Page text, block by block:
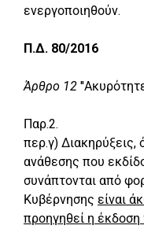
ενεργοποιηθούν.
Π.Δ. 80/2016
Άρθρο 12
Παρ.2.
περ.γ) Διακηρύξεις,
ανάθεσης που
συνάπτονται από
Κυβέρνησης είναι
προηγηθεί η